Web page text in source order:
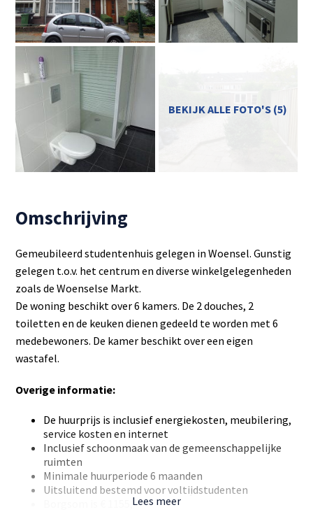
BEKIJK ALLE FOTO'S (5)
Omschrijving
Gemeubileerd studentenhuis gelegen in Woensel. Gunstig
gelegen t.o.v. het centrum en diverse winkelgelegenheden
zoals de Woenselse Markt.
De woning beschikt over 6 kamers. De 2 douches, 2
toiletten en de keuken dienen gedeeld te worden met 6
medebewoners. De kamer beschikt over een eigen
wastafel.
Overige informatie:
De huurprijs is inclusief energiekosten, meubilering,
service kosten en internet
Inclusief schoonmaak van de gemeenschappelijke
ruimten
Minimale huurperiode 6 maanden
Uitsluitend bestemd voor voltijdstudenten
Borgsom is € 1155,-Lees meer